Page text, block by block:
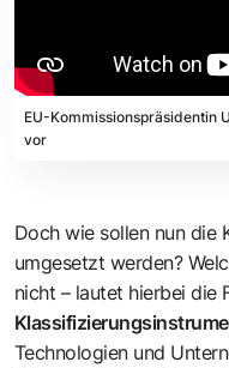
EU-Kommissionspräsidentin
vor
Doch wie sollen nun die
umgesetzt werden?
nicht – lautet hierbei die
Technologien und